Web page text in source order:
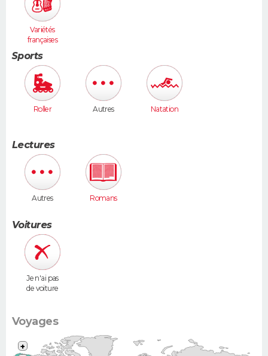
Variétés
françaises
Sports
Roller Autres Natation
Lectures
Autres Romans
Voitures
Je n'ai pas
de voiture
Voyages
+